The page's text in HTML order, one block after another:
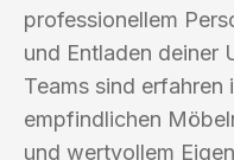
professionellem
und Entladen deiner
Teams sind erfahren
empfindlichen
und wertvollem